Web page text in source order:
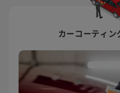
カーコーティン